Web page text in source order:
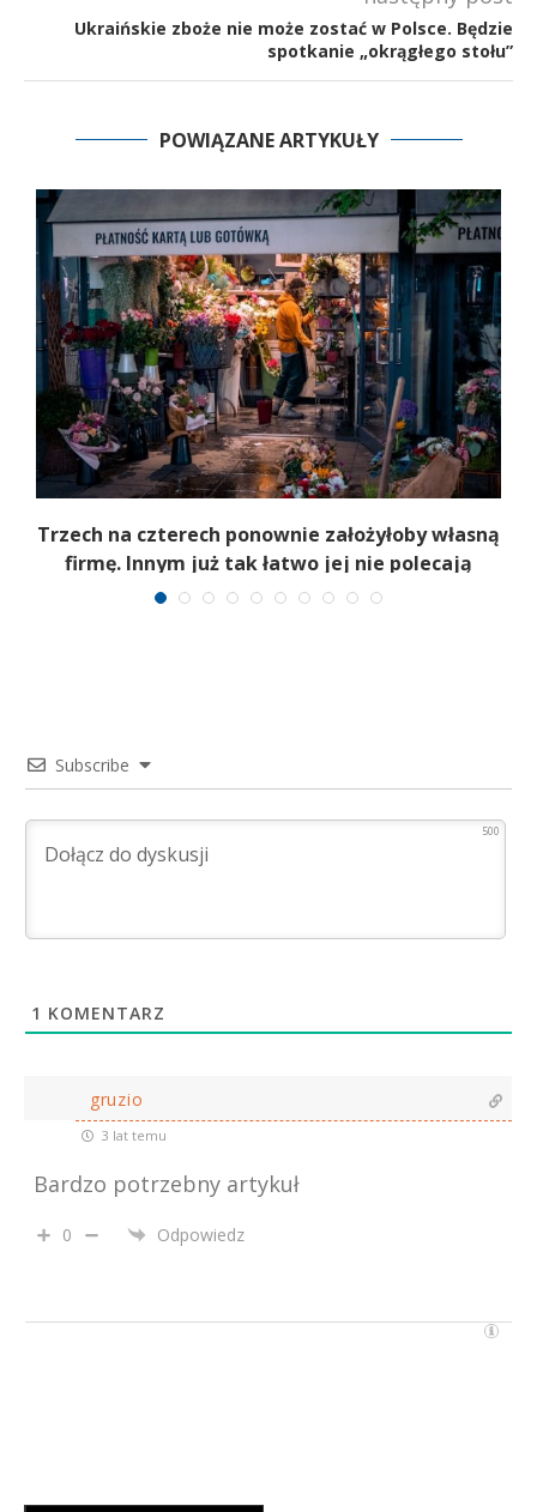
Ukraińskie zboże nie może zostać w Polsce. Będzie
spotkanie „okrągłego stołu”
POWIĄZANE ARTYKUŁY
Trzech na czterech ponownie założyłoby własną
firmę. Innym już tak łatwo jej nie polecają
Subscribe
500
1 KOMENTARZ
gruzio
3 lat temu
Bardzo potrzebny artykuł
0 Odpowiedz